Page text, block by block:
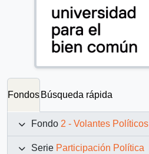
Fondos Búsqueda rápida
Fondo 2 - Volantes Políticos
Serie Participación Política